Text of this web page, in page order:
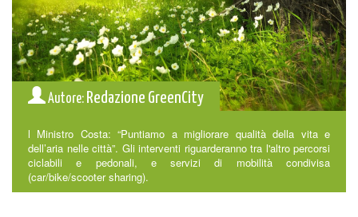
Autore: Redazione GreenCity
l Ministro Costa: “Puntiamo a migliorare qualità della vita e
dell’aria nelle città”. Gli interventi riguarderanno tra l'altro percorsi
ciclabili e pedonali, e servizi di mobilità condivisa
(car/bike/scooter sharing).